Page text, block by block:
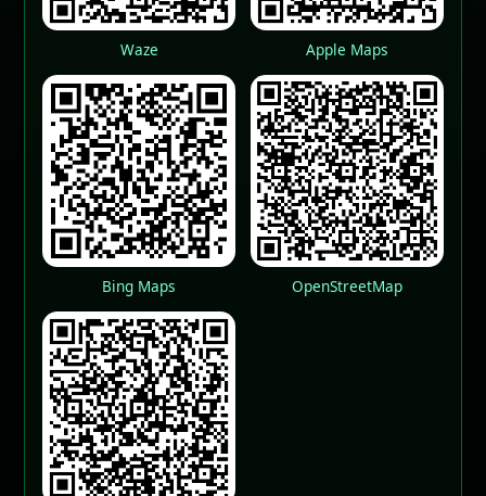
Waze Apple Maps
Bing Maps OpenStreetMap